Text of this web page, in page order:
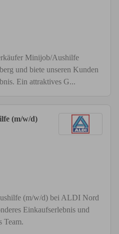
Minijob/Aushilfe
und biete unseren Kunden
Ein attraktives G...
(m/w/d)
(m/w/d) bei ALDI Nord
Einkaufserlebnis und
Team.